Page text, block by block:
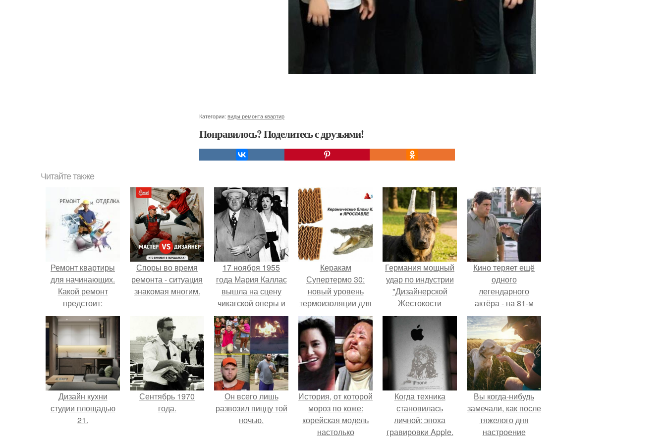
Категории: виды ремонта квартир
Понравилось? Поделитесь с друзьями!
Читайте также
Ремонт квартиры
для начинающих.
Какой ремонт
предстоит:
косметический или
капитальный
Споры во время
ремонта - ситуация
знакомая многим.
17 ноября 1955
года Мария Каллас
вышла на сцену
чикагской оперы и
сорвала овации.
Керакам
Супертермо 30:
новый уровень
термоизоляции для
вашего дома
Германия мощный
удар по индустрии
"Дизайнерской
Жестокости
нанесла".
Кино теряет ещё
одного
легендарного
актёра - на 81-м
году жизни не стало
Винсента пасторе.
Дизайн кухни
студии площадью
21.
Сентябрь 1970
года.
Он всего лишь
развозил пиццу той
ночью.
История, от которой
мороз по коже:
корейская модель
настолько
Когда техника
становилась
личной: эпоха
гравировки Apple.
Вы когда-нибудь
замечали, как после
тяжелого дня
настроение